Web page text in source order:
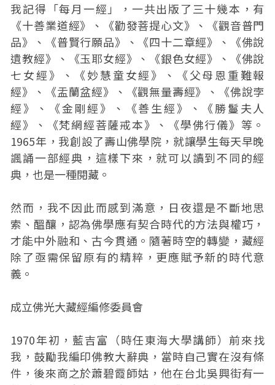
我記得「每月一經」，一共出版了三十幾本，有
《十善業道經》、《勸發菩提心文》、《觀音普門
品》、《普賢行願品》、《四十二章經》、《佛說
遺教經》、《玉耶女經》、《銀色女經》、《佛說
七女經》、《妙慧童女經》、《父母恩重難報
經》、《盂蘭盆經》、《觀無量壽經》、《佛說孛
經》、《金剛經》、《善生經》、《勝鬘夫人
經》、《梵網經菩薩戒本》、《學佛行儀》等。
1965年，我創設了壽山佛學院，就讓學生每天早晚
諷誦一部經典，這樣下來，就可以讀到不同的經
典，也是一種閱藏。
然而，我不因此而感到滿意，日夜還是不斷地思
索、醞釀，認為佛學應有契合時代的方法與權巧，
才能中外融和、古今貫通。隨著時空的轉變，藏經
除了亟需保留原有的精粹，更應賦予新的時代意
義。
成立佛光大藏經編修委員會
1970年初，藍吉富（時任東海大學講師）前來找
我，鼓勵我編印佛教大辭典，當時自己實在沒有條
件，後來商之於蕭碧霞師姑，他在台北吳興街有一